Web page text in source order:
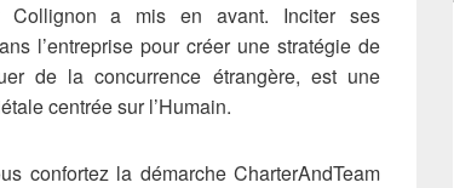
a mis en avant. Inciter ses
l’entreprise pour créer une stratégie de
de la concurrence étrangère, est une
centrée sur l’Humain.
confortez la démarche CharterAndTeam